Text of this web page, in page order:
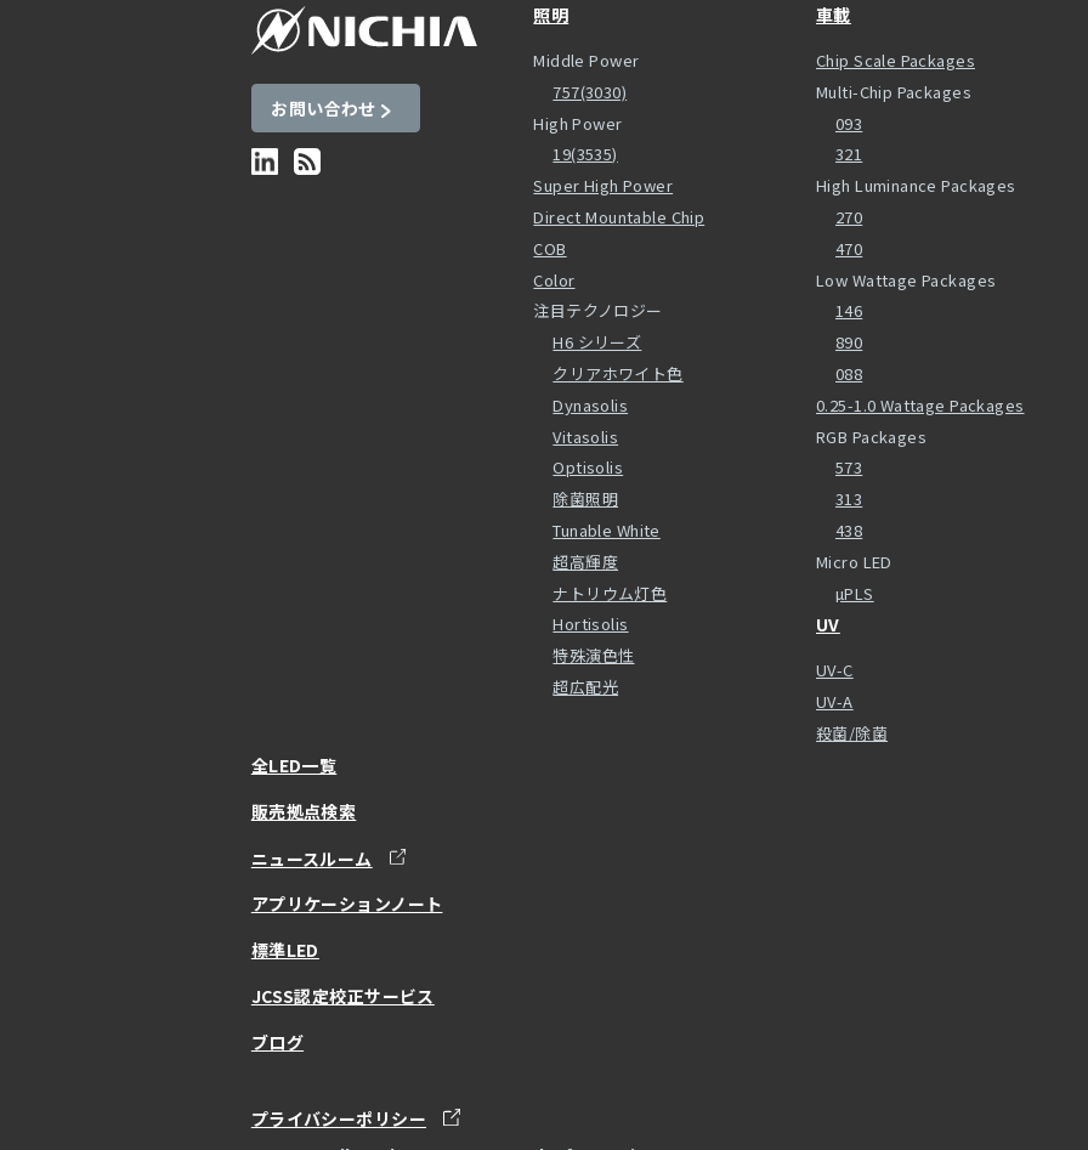
お問い合わせ
照明
Middle Power
757(3030)
High Power
19(3535)
Super High Power
Direct Mountable Chip
COB
Color
注目テクノロジー
H6 シリーズ
クリアホワイト色
Dynasolis
Vitasolis
Optisolis
除菌照明
Tunable White
超高輝度
ナトリウム灯色
Hortisolis
特殊演色性
超広配光
車載
Chip Scale Packages
Multi-Chip Packages
093
321
High Luminance Packages
270
470
Low Wattage Packages
146
890
088
0.25-1.0 Wattage Packages
RGB Packages
573
313
438
Micro LED
µPLS
UV
UV-C
UV-A
殺菌/除菌
全LED一覧
販売拠点検索
ニュースルーム
アプリケーションノート
標準LED
JCSS認定校正サービス
ブログ
プライバシーポリシー